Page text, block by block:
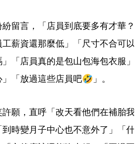
留言，「店員到底要多有才華？
工薪資還那麼低」「尺寸不合可以
「店員真的是包山包海包衣服」
」「放過這些店員吧🤣」。
願，直呼「改天看他們在補胎我
時變月子中心也不意外了」「什